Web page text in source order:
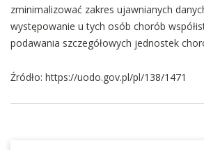
zminimalizować zakres ujawnianych
występowanie u tych osób chorób
podawania szczegółowych jednostek
Źródło: https://uodo.gov.pl/pl/138/1471